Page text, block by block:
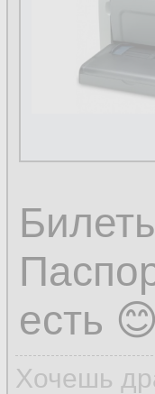
есть 😊
Хочешь